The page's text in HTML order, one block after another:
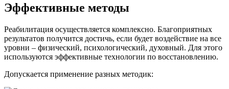
Эффективные методы
Реабилитация осуществляется комплексно. Благоприятных
результатов получится достичь, если будет воздействие на все
уровни – физический, психологический, духовный. Для этого
используются эффективные технологии по восстановлению.
Допускается применение разных методик: